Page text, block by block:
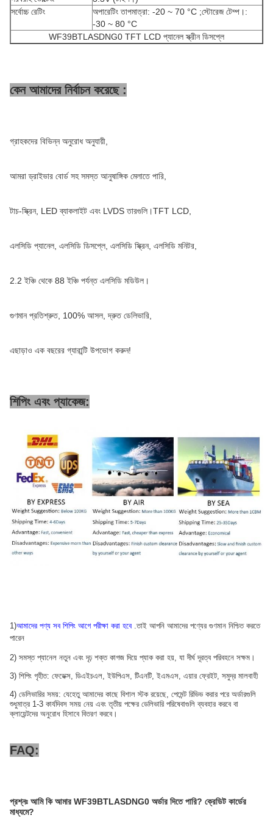
সর্বোচ্চ রেটিং
অপারেটিং তাপমাত্রা: -20 ~ 70 °C ;স্টোরেজ টেম্প।:
-30 ~ 80 °C
WF39BTLASDNG0 TFT LCD প্যানেল স্ক্রীন ডিসপ্লে
কেন আমাদের নির্বাচন করেছে :
গ্রাহকদের বিভিন্ন অনুরোধ অনুযায়ী,
আমরা ড্রাইভার বোর্ড সহ সমস্ত আনুষাঙ্গিক মেলাতে পারি,
টাচ-স্ক্রিন, LED ব্যাকলাইট এবং LVDS তারগুলি।TFT LCD,
এলসিডি প্যানেল, এলসিডি ডিসপ্লে, এলসিডি স্ক্রিন, এলসিডি মনিটর,
2.2 ইঞ্চি থেকে 88 ইঞ্চি পর্যন্ত এলসিডি মডিউল।
গুণমান প্রতিশ্রুত, 100% আসল, দ্রুত ডেলিভারি,
এছাড়াও এক বছরের গ্যারান্টি উপভোগ করুন!
শিপিং এবং প্যাকেজ:
1)আমাদের পণ্য সব শিপিং আগে পরীক্ষা করা হবে .তাই আপনি আমাদের পণ্যের গুণমান নিশ্চিত করতে
পারেন
2) সমস্ত প্যানেল নতুন এবং দৃঢ় শক্ত কাগজ দিয়ে প্যাক করা হয়, যা দীর্ঘ দূরত্ব পরিবহনে সক্ষম।
3) শিপিং গৃহীত: ফেডেক্স, ডিএইচএল, ইউপিএস, টিএনটি, ইএমএস, এয়ার ফ্রেইট, সমুদ্র মালবাহী
4) ডেলিভারির সময়: যেহেতু আমাদের কাছে বিশাল স্টক রয়েছে, পেমেন্ট রিভিভ করার পরে অর্ডারগুলি
শুধুমাত্র 1-3 কার্যদিবস সময় নেয় এবং তৃতীয় পক্ষের ডেলিভারি পরিষেবাগুলি ব্যবহার করবে বা
ক্লায়েন্টদের অনুরোধ হিসাবে বিতরণ করবে।
FAQ:
প্রশ্নঃ আমি কি আমার WF39BTLASDNG0 অর্ডার দিতে পারি? ক্রেডিট কার্ডের
মাধ্যমে?